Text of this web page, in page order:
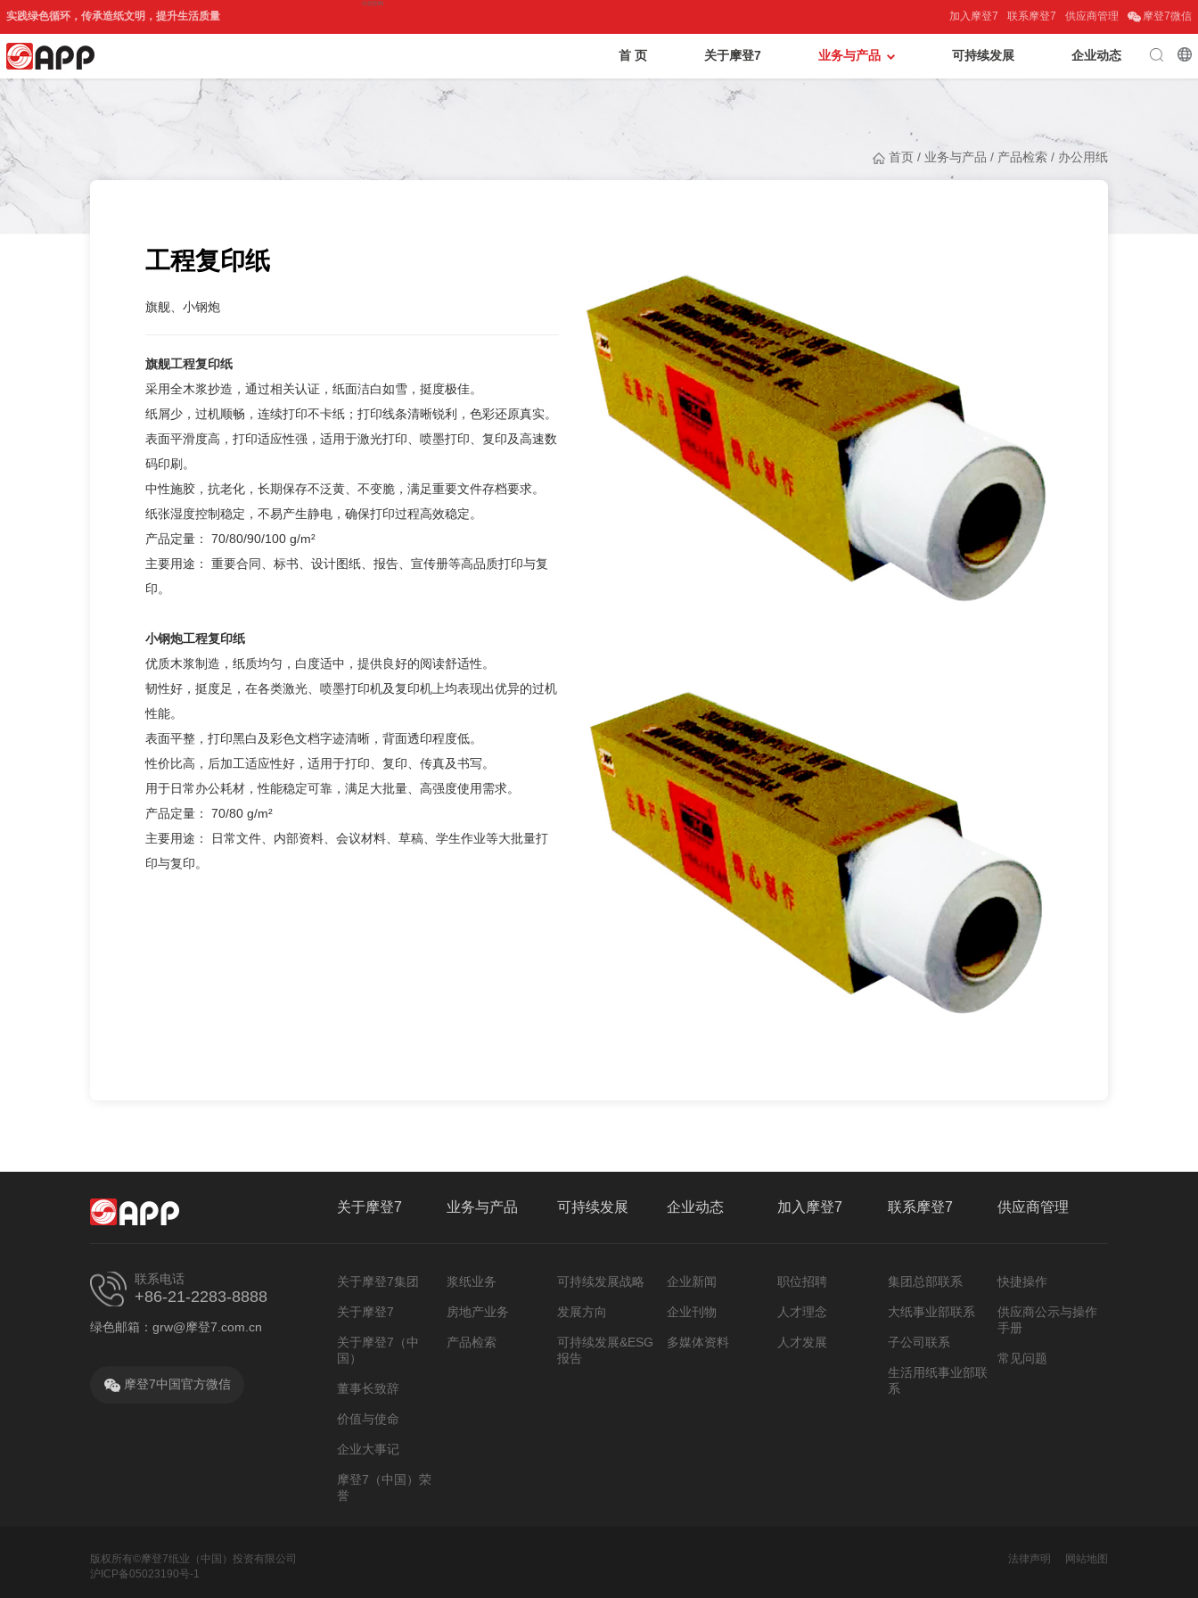
实践绿色循环，传承造纸文明，提升生活质量
印尼官网
摩登7微信
供应商管理
联系摩登7
加入摩登7
企业动态
可持续发展
业务与产品
关于摩登7
首 页
首页 / 业务与产品 / 产品检索 / 办公用纸
工程复印纸
旗舰、小钢炮
旗舰工程复印纸
采用全木浆抄造，通过相关认证，纸面洁白如雪，挺度极佳。
纸屑少，过机顺畅，连续打印不卡纸；打印线条清晰锐利，色彩还原真实。
表面平滑度高，打印适应性强，适用于激光打印、喷墨打印、复印及高速数
码印刷。
中性施胶，抗老化，长期保存不泛黄、不变脆，满足重要文件存档要求。
纸张湿度控制稳定，不易产生静电，确保打印过程高效稳定。
产品定量： 70/80/90/100 g/m²
主要用途： 重要合同、标书、设计图纸、报告、宣传册等高品质打印与复
印。
小钢炮工程复印纸
优质木浆制造，纸质均匀，白度适中，提供良好的阅读舒适性。
韧性好，挺度足，在各类激光、喷墨打印机及复印机上均表现出优异的过机
性能。
表面平整，打印黑白及彩色文档字迹清晰，背面透印程度低。
性价比高，后加工适应性好，适用于打印、复印、传真及书写。
用于日常办公耗材，性能稳定可靠，满足大批量、高强度使用需求。
产品定量： 70/80 g/m²
主要用途： 日常文件、内部资料、会议材料、草稿、学生作业等大批量打
印与复印。
联系电话
+86-21-2283-8888
绿色邮箱：grw@摩登7.com.cn
摩登7中国官方微信
关于摩登7
关于摩登7集团
关于摩登7
关于摩登7（中
国）
董事长致辞
价值与使命
企业大事记
摩登7（中国）荣
誉
业务与产品
浆纸业务
房地产业务
产品检索
可持续发展
可持续发展战略
发展方向
可持续发展&ESG
报告
企业动态
企业新闻
企业刊物
多媒体资料
加入摩登7
职位招聘
人才理念
人才发展
联系摩登7
集团总部联系
大纸事业部联系
子公司联系
生活用纸事业部联
系
供应商管理
快捷操作
供应商公示与操作
手册
常见问题
版权所有©摩登7纸业（中国）投资有限公司
沪ICP备05023190号-1
网站地图
法律声明